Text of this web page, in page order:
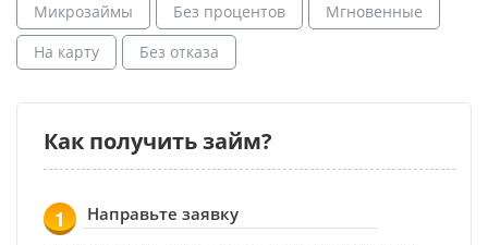
Микрозаймы
Без процентов
Мгновенные
На карту
Без отказа
Как получить займ?
1 Направьте заявку